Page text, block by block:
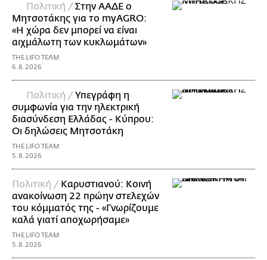
Πολιτική /Στην ΑΑΔΕ ο
Μητσοτάκης για το myAGRO:
«Η χώρα δεν μπορεί να είναι
αιχμάλωτη των κυκλωμάτων»
THE LIFO TEAM
6.8.2026
Πολιτική /Υπεγράφη η
συμφωνία για την ηλεκτρική
διασύνδεση Ελλάδας - Κύπρου:
Οι δηλώσεις Μητσοτάκη
THE LIFO TEAM
5.8.2026
Πολιτική / Καρυστιανού: Κοινή
ανακοίνωση 22 πρώην στελεχών
του κόμματός της - «Γνωρίζουμε
καλά γιατί αποχωρήσαμε»
THE LIFO TEAM
5.8.2026